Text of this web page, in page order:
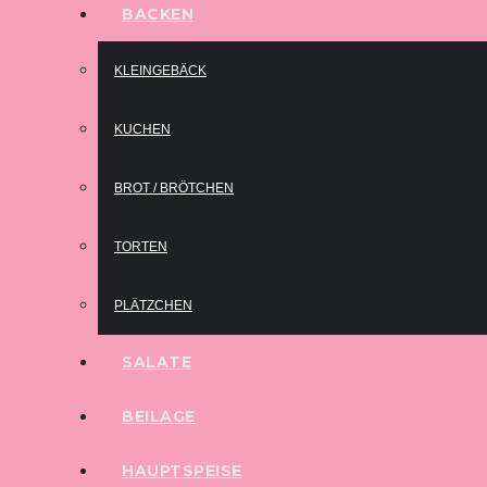
BACKEN
KLEINGEBÄCK
KUCHEN
BROT / BRÖTCHEN
TORTEN
PLÄTZCHEN
SALATE
BEILAGE
HAUPTSPEISE